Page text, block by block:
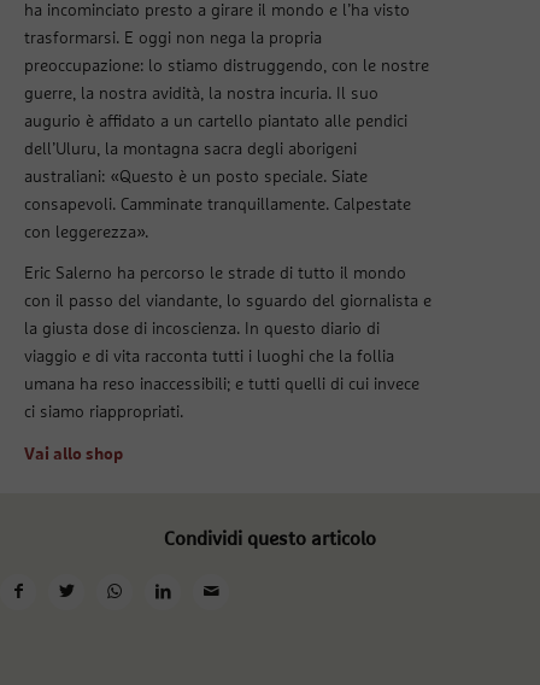
ha incominciato presto a girare il mondo e l’ha visto
trasformarsi. E oggi non nega la propria
preoccupazione: lo stiamo distruggendo, con le nostre
guerre, la nostra avidità, la nostra incuria. Il suo
augurio è affidato a un cartello piantato alle pendici
dell’Uluru, la montagna sacra degli aborigeni
australiani: «Questo è un posto speciale. Siate
consapevoli. Camminate tranquillamente. Calpestate
con leggerezza».
Eric Salerno ha percorso le strade di tutto il mondo
con il passo del viandante, lo sguardo del giornalista e
la giusta dose di incoscienza. In questo diario di
viaggio e di vita racconta tutti i luoghi che la follia
umana ha reso inaccessibili; e tutti quelli di cui invece
ci siamo riappropriati.
Vai allo shop
Condividi questo articolo